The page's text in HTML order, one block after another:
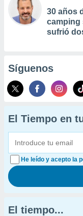
30 años
camping
sufrió
Síguenos
El Tiempo en
He leído y acepto la
El tiempo...